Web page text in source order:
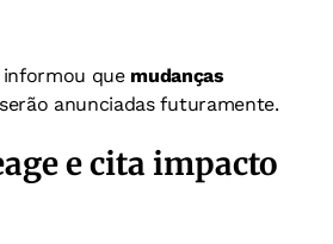
que mudanças
anunciadas futuramente.
e cita impacto